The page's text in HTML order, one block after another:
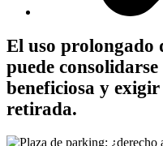
El uso prolongado
puede
beneficiosa y
retirada.